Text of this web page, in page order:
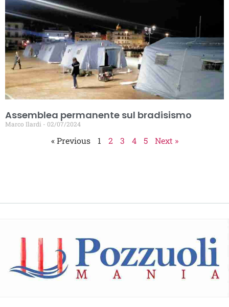
Assemblea permanente sul bradisismo
Marco Ilardi 02/07/2024
« Previous 1 2 3 4 5 Next »